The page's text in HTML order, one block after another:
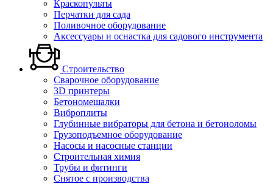
Краскопульты
Перчатки для сада
Поливочное оборудование
Аксессуары и оснастка для садового инструмента
Строительство
Сварочное оборудование
3D принтеры
Бетономешалки
Виброплиты
Глубинные вибраторы для бетона и бетоноломы
Грузоподъемное оборудование
Насосы и насосные станции
Строительная химия
Трубы и фитинги
Снятое с производства